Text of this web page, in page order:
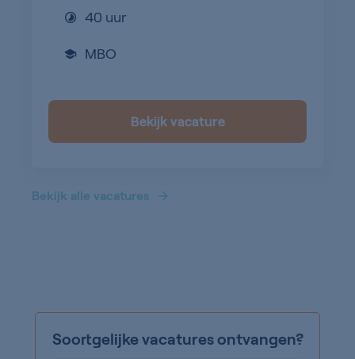
40 uur
MBO
Bekijk vacature
Bekijk alle vacatures
Soortgelijke vacatures ontvangen?